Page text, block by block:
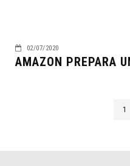
02/07/2020
AMAZON PREPARA
1